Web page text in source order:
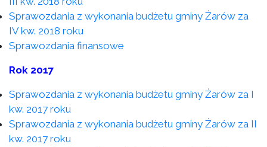
Sprawozdania z wykonania budżetu gminy Żarów za
IV kw. 2018 roku
Sprawozdania finansowe
Rok 2017
Sprawozdania z wykonania budżetu gminy Żarów za I
kw. 2017 roku
Sprawozdania z wykonania budżetu gminy Żarów za II
kw. 2017 roku